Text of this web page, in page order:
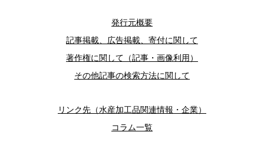
発行元概要
記事掲載、広告掲載、寄付に関して
著作権に関して（記事・画像利用）
その他記事の検索方法に関して
リンク先（水産加工品関連情報・企業）
コラム一覧